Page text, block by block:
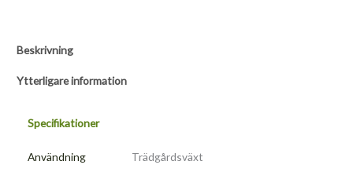
Beskrivning
Ytterligare information
Specifikationer
Användning Trädgårdsväxt